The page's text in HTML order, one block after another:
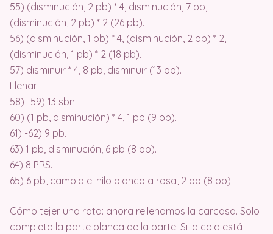
55) (disminución, 2 pb) * 4, disminución, 7 pb,
(disminución, 2 pb) * 2 (26 pb).
56) (disminución, 1 pb) * 4, (disminución, 2 pb) * 2,
(disminución, 1 pb) * 2 (18 pb).
57) disminuir * 4, 8 pb, disminuir (13 pb).
Llenar.
58) -59) 13 sbn.
60) (1 pb, disminución) * 4, 1 pb (9 pb).
61) -62) 9 pb.
63) 1 pb, disminución, 6 pb (8 pb).
64) 8 PRS.
65) 6 pb, cambia el hilo blanco a rosa, 2 pb (8 pb).
Cómo tejer una rata: ahora rellenamos la carcasa. Solo
completo la parte blanca de la parte. Si la cola está